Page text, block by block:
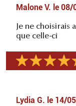
Malone V. le 08/
Je ne choisirais
que celle-ci
Lydia G. le 14/